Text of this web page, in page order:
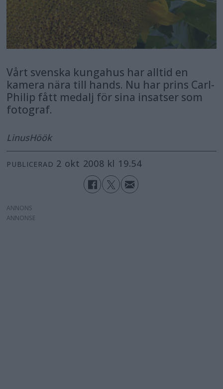
Vårt svenska kungahus har alltid en
kamera nära till hands. Nu har prins Carl-
Philip fått medalj för sina insatser som
fotograf.
LinusHöök
PUBLICERAD 2 okt 2008 kl 19.54
ANNONS